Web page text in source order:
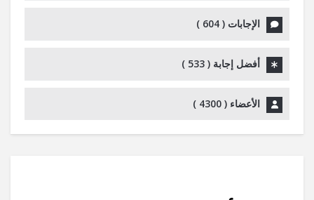
الإجابات ( 604
)
أفضل إجابة ( 533
)
الأعضاء ( 4300
)